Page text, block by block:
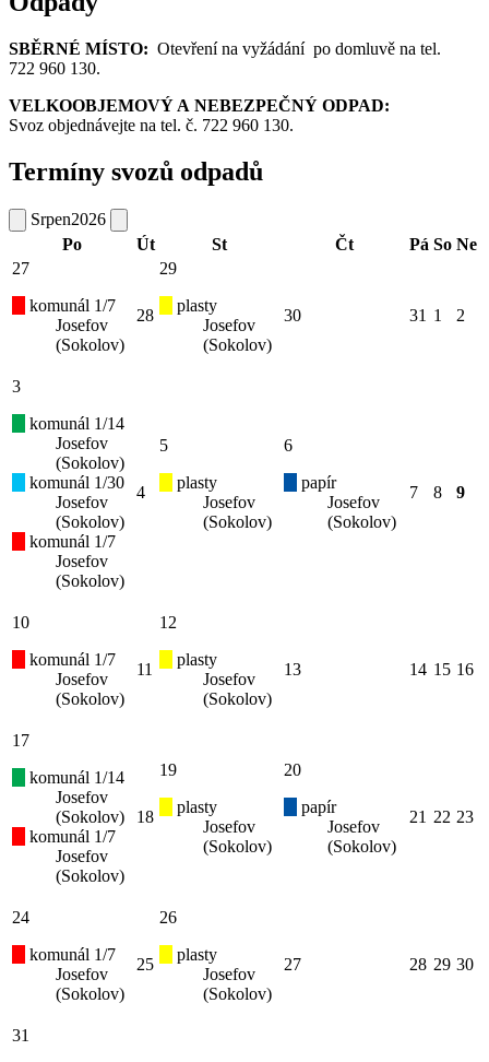
SBĚRNÉ MÍSTO: Otevření na vyžádání po domluvě na tel.
722 960 130.
VELKOOBJEMOVÝ A NEBEZPEČNÝ ODPAD:
Svoz objednávejte na tel. č. 722 960 130.
Termíny svozů odpadů
Srpen2026
Po
Út St Čt Pá So Ne
27
komunál 1/7
Josefov
(Sokolov)
28
29
plasty
Josefov
(Sokolov)
30 31 1 2
3
komunál 1/14
Josefov
(Sokolov)
komunál 1/30
Josefov
(Sokolov)
komunál 1/7
Josefov
(Sokolov)
4
5
plasty
Josefov
(Sokolov)
6
papír
Josefov
(Sokolov)
7 8 9
10
komunál 1/7
Josefov
(Sokolov)
11
12
plasty
Josefov
(Sokolov)
13 14 15 16
17
komunál 1/14
Josefov
(Sokolov)
komunál 1/7
Josefov
(Sokolov)
18
19
plasty
Josefov
(Sokolov)
20
papír
Josefov
(Sokolov)
21 22 23
24
komunál 1/7
Josefov
(Sokolov)
25
26
plasty
Josefov
(Sokolov)
27 28 29 30
31